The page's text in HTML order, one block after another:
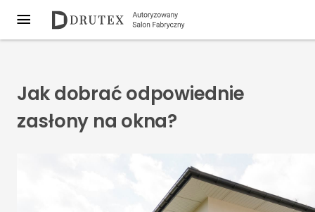
Jak dobrać odpowiednie
zasłony na okna?